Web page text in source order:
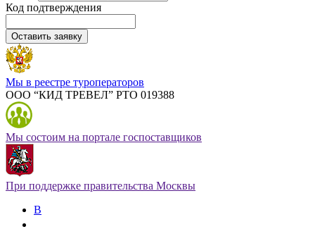
Код подтверждения
Оставить заявку
Мы в реестре туроператоров
ООО “КИД ТРЕВЕЛ” РТО 019388
Мы состоим на портале госпоставщиков
При поддержке правительства Москвы
В